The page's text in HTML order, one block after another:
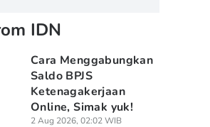
IDN
Cara Menggabungkan
Saldo BPJS
Ketenagakerjaan
Online, Simak yuk!
2 Aug 2026, 02:02 WIB